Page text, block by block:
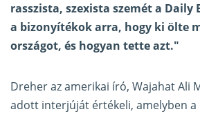
rasszista, szexista szemét a Daily
a bizonyítékok arra, hogy ki ölte
országot, és hogyan tette azt."
Dreher az amerikai író, Wajahat Ali
adott interjúját értékeli, amelyben a